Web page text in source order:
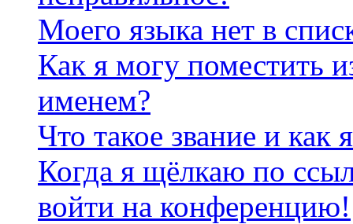
Моего языка нет в
Как я могу поместить
именем?
Что такое звание и как
Когда я щёлкаю по
войти на конференцию!